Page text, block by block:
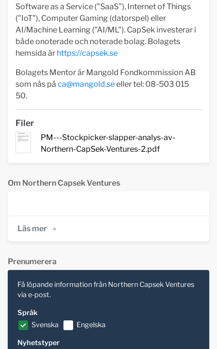
Software as a Service ("SaaS"), Internet of Things
("IoT"), Computer Gaming (datorspel) eller
AI/Machine Learning ("AI/ML"). CapSek investerar i
både onoterade och noterade bolag. Bolagets
hemsida är https://capsek.se
Bolagets Mentor är Mangold Fondkommission AB
som nås på ca@mangold.seeller tel: 08-503 015
50.
Filer
PM---Stockpicker-slapper-analys-av-
Northern-CapSek-Ventures-2.pdf
Om Northern Capsek Ventures
Läs mer
Prenumerera
Få löpande information från Northern Capsek Ventures
via e-post.
Språk
Svenska
Engelska
Nyhetstyper